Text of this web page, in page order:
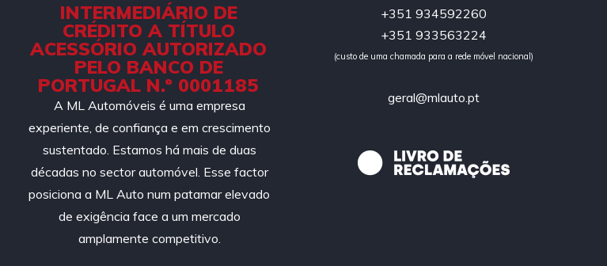
INTERMEDIÁRIO DE
CRÉDITO A TÍTULO
ACESSÓRIO AUTORIZADO
PELO BANCO DE
PORTUGAL N.º 0001185
A ML Automóveis é uma empresa
experiente, de confiança e em crescimento
sustentado. Estamos há mais de duas
décadas no sector automóvel. Esse factor
posiciona a ML Auto num patamar elevado
de exigência face a um mercado
amplamente competitivo.
+351 934592260
+351 933563224
(custo de uma chamada para a rede móvel nacional)
geral@mlauto.pt